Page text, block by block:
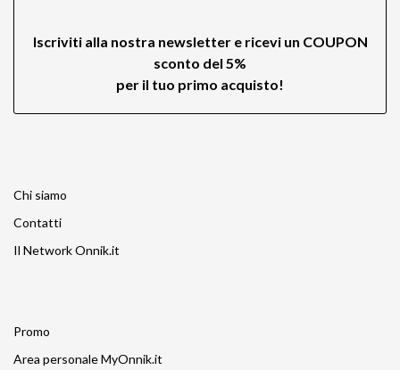
Iscriviti alla nostra newsletter e ricevi un COUPON
sconto del 5%
per il tuo primo acquisto!
Chi siamo
Contatti
Il Network Onnik.it
Promo
Area personale MyOnnik.it